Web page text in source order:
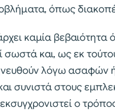
όπως
καμία βεβαιότητα
σωστά και, ως εκ
λόγω ασαφών
συνιστά στους
ο